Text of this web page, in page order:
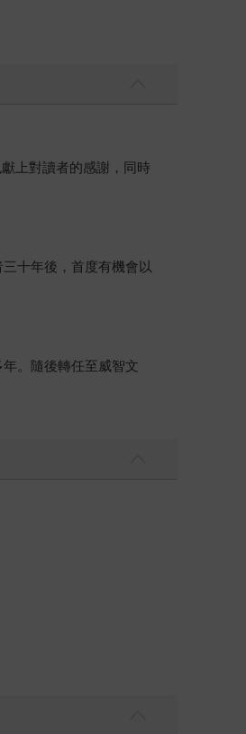
上對讀者的感謝，同時
十年後，首度有機會以
。隨後轉任至威智文